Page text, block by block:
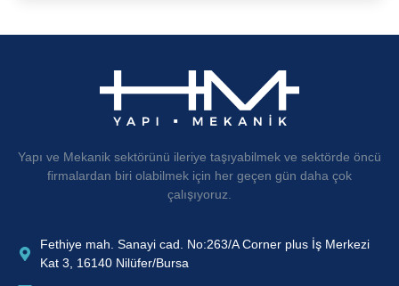
Yapı ve Mekanik sektörünü ileriye taşıyabilmek ve sektörde öncü
firmalardan biri olabilmek için her geçen gün daha çok
çalışıyoruz.
Fethiye mah. Sanayi cad. No:263/A Corner plus İş Merkezi
Kat 3, 16140 Nilüfer/Bursa